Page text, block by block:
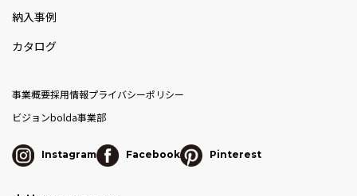
納入事例
カタログ
事業概要採用情報プライバシーポリシー
ビジョンbolda事業部
Instagram Facebook Pinterest